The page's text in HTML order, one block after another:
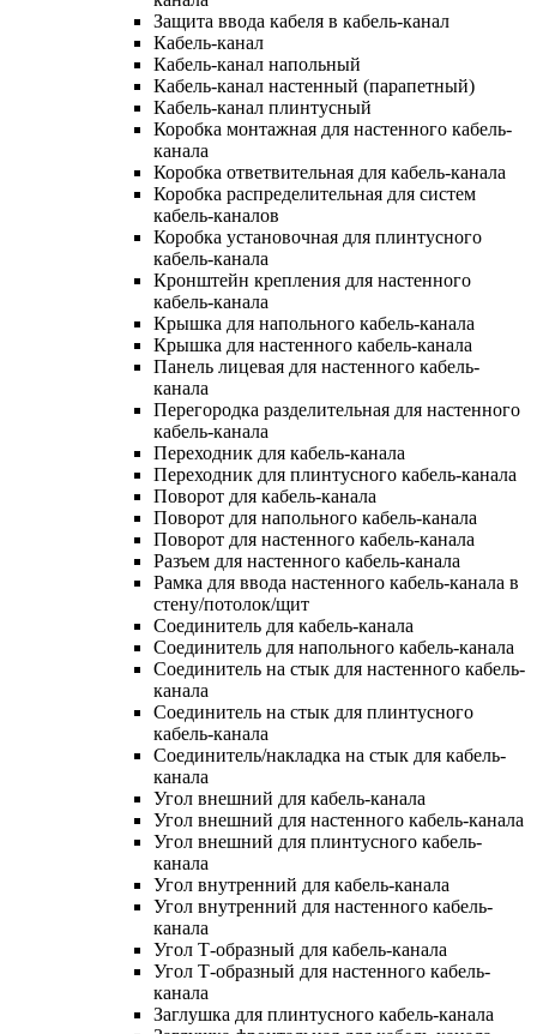
Защита ввода кабеля в кабель-канал
Кабель-канал
Кабель-канал напольный
Кабель-канал настенный (парапетный)
Кабель-канал плинтусный
Коробка монтажная для настенного кабель-
канала
Коробка ответвительная для кабель-канала
Коробка распределительная для систем
кабель-каналов
Коробка установочная для плинтусного
кабель-канала
Кронштейн крепления для настенного
кабель-канала
Крышка для напольного кабель-канала
Крышка для настенного кабель-канала
Панель лицевая для настенного кабель-
канала
Перегородка разделительная для настенного
кабель-канала
Переходник для кабель-канала
Переходник для плинтусного кабель-канала
Поворот для кабель-канала
Поворот для напольного кабель-канала
Поворот для настенного кабель-канала
Разъем для настенного кабель-канала
Рамка для ввода настенного кабель-канала в
стену/потолок/щит
Соединитель для кабель-канала
Соединитель для напольного кабель-канала
Соединитель на стык для настенного кабель-
канала
Соединитель на стык для плинтусного
кабель-канала
Соединитель/накладка на стык для кабель-
канала
Угол внешний для кабель-канала
Угол внешний для настенного кабель-канала
Угол внешний для плинтусного кабель-
канала
Угол внутренний для кабель-канала
Угол внутренний для настенного кабель-
канала
Угол Т-образный для кабель-канала
Угол Т-образный для настенного кабель-
канала
Заглушка для плинтусного кабель-канала